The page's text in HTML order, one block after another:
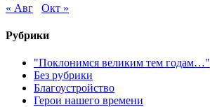
« Авг
Окт »
Рубрики
"Поклонимся великим тем годам…"
Без рубрики
Благоустройство
Герои нашего времени